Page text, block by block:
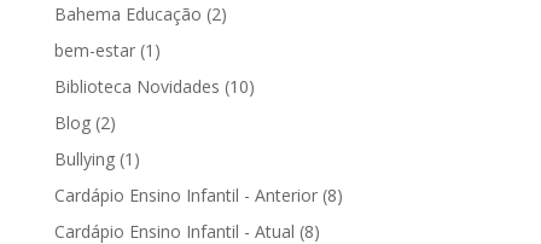
Bahema Educação (2)
bem-estar (1)
Biblioteca Novidades (10)
Blog (2)
Bullying (1)
Cardápio Ensino Infantil - Anterior (8)
Cardápio Ensino Infantil - Atual (8)